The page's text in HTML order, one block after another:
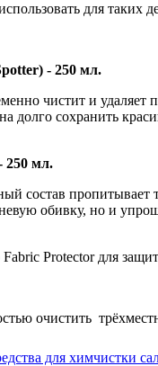
для таких
- 250 мл.
чистит и
долго сохранить
250 мл.
состав
обивку, но и
Protector для
очистить
для химчистки